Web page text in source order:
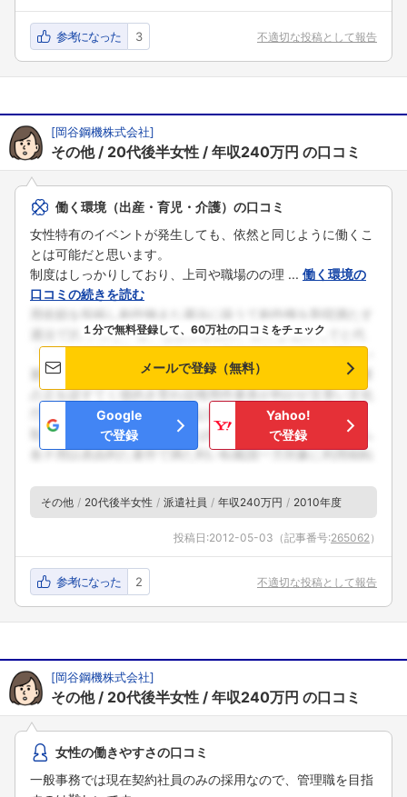
参考になった 3 不適切な投稿として報告
[岡谷鋼機株式会社]
その他 20代後半女性 年収240万円 の口コミ
働く環境（出産・育児・介護）の口コミ
女性特有のイベントが発生しても、依然と同じように働くこ
とは可能だと思います。
制度はしっかりしており、上司や職場のの理 ... 働く環境の
口コミの続きを読む
１分で無料登録して、60万社の口コミをチェック
メールで登録（無料）
Google
で登録
Yahoo!
で登録
その他 20代後半女性 派遣社員 年収240万円 2010年度
投稿日:2012-05-03 （記事番号:265062 ）
参考になった 2 不適切な投稿として報告
[岡谷鋼機株式会社]
その他 20代後半女性 年収240万円 の口コミ
女性の働きやすさの口コミ
一般事務では現在契約社員のみの採用なので、管理職を目指